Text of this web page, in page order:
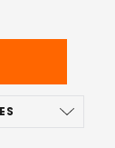
QUANTITÉ DE
LA